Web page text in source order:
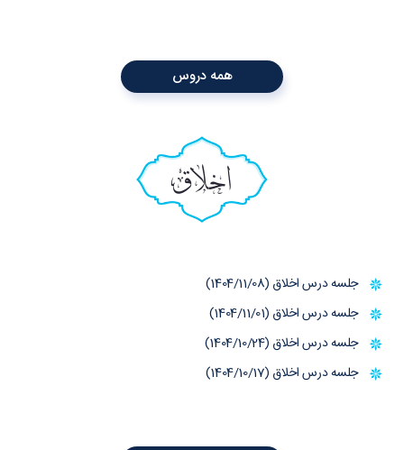
همه دروس
اخلاق
جلسه درس اخلاق (1404/11/08)
جلسه درس اخلاق (1404/11/01)
جلسه درس اخلاق (1404/10/24)
جلسه درس اخلاق (1404/10/17)